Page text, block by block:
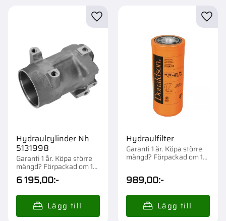
Hydraulcylinder Nh
5131998
Garanti 1 år. Köpa större
mängd? Förpackad om 1
st.
6 195,00:-
Lägg till i favoriter
Hydraulfilter
Garanti 1 år. Köpa större
mängd? Förpackad om 1
989,00:-